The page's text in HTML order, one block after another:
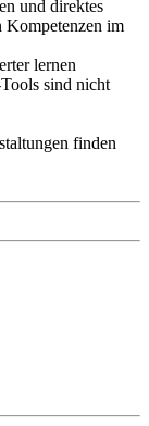
und direktes
Kompetenzen im
lernen
sind nicht
finden